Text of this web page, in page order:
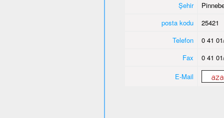
Şehir
posta kodu
25421
Telefon
0 41
Fax
0 41
E-Mail